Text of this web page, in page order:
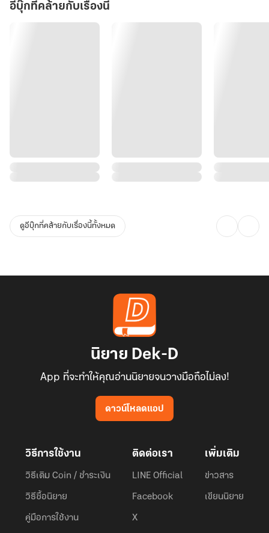
รู้เพียงว่าการจุมพิตอ๋องพิการผู้นั้นคือหนทางในการกลับร่างมนุษย์
ไม่ได้การ... จากนี้จะต้องหลีกเลี่ยงการสัมผัสผู้คนให้มากเสียแล้ว!
อีบุ๊กที่คล้ายกับเรื่องนี้
ดูอีบุ๊กที่คล้ายกับเรื่องนี้ทั้งหมด
นิยาย Dek-D
App ที่จะทำให้คุณอ่านนิยายจนวางมือถือไม่ลง!
ดาวน์โหลดแอป
วิธีการใช้งาน
วิธีเติม Coin / ชำระเงิน
วิธีซื้อนิยาย
คู่มือการใช้งาน
ติดต่อเรา
LINE Official
Facebook
X
เพิ่มเติม
ข่าวสาร
เขียนนิยาย